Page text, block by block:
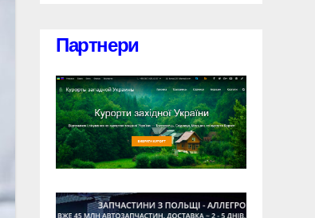
Партнери